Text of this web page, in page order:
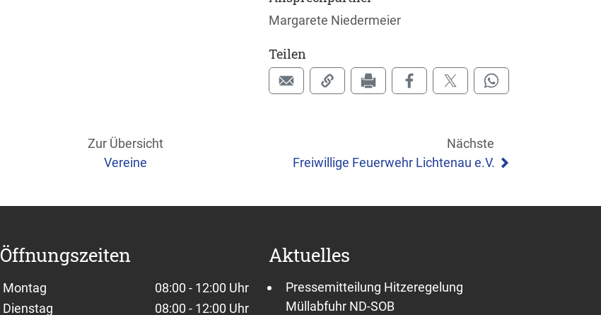
Margarete Niedermeier
Teilen
Zur Übersicht
Vereine
Nächste
Freiwillige Feuerwehr Lichtenau e.V.
Öffnungszeiten
Wochentage / Monate
Öffnungszeiten / Hinweise
Montag
08:00 - 12:00 Uhr
Dienstag
08:00 - 12:00 Uhr
Aktuelles
Pressemitteilung Hitzeregelung
Müllabfuhr ND-SOB